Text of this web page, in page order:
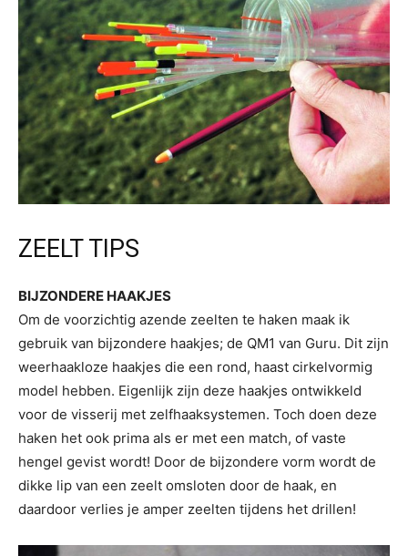
ZEELT TIPS
BIJZONDERE HAAKJES
Om de voorzichtig azende zeelten te haken maak ik
gebruik van bijzondere haakjes; de QM1 van Guru. Dit zijn
weerhaakloze haakjes die een rond, haast cirkelvormig
model hebben. Eigenlijk zijn deze haakjes ontwikkeld
voor de visserij met zelfhaaksystemen. Toch doen deze
haken het ook prima als er met een match, of vaste
hengel gevist wordt! Door de bijzondere vorm wordt de
dikke lip van een zeelt omsloten door de haak, en
daardoor verlies je amper zeelten tijdens het drillen!